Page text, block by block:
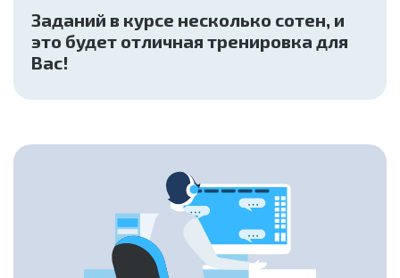
Заданий в курсе несколько сотен, и
это будет отличная тренировка для
Вас!